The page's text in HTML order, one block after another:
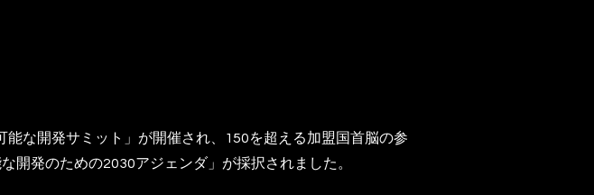
な開発サミット」が開催され、150を超える加盟国首脳の参
開発のための2030アジェンダ」が採択されました。